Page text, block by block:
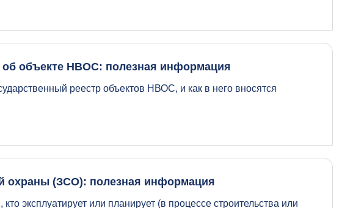
об объекте НВОС: полезная информация
реестр объектов НВОС, и как в него вносятся
охраны (ЗСО): полезная информация
эксплуатирует или планирует (в процессе строительства или